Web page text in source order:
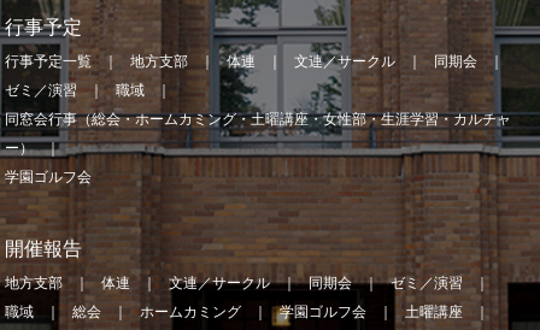
行事予定
行事予定一覧 地方支部 体連 文連／サークル
同期会
ゼミ／演習
職域
同窓会行事（総会・ホームカミング・土曜講座・女性部・生涯学習・カルチャ
ー）
学園ゴルフ会
開催報告
地方支部 体連 文連／サークル 同期会
ゼミ／演習
職域
総会 ホームカミング 学園ゴルフ会
土曜講座